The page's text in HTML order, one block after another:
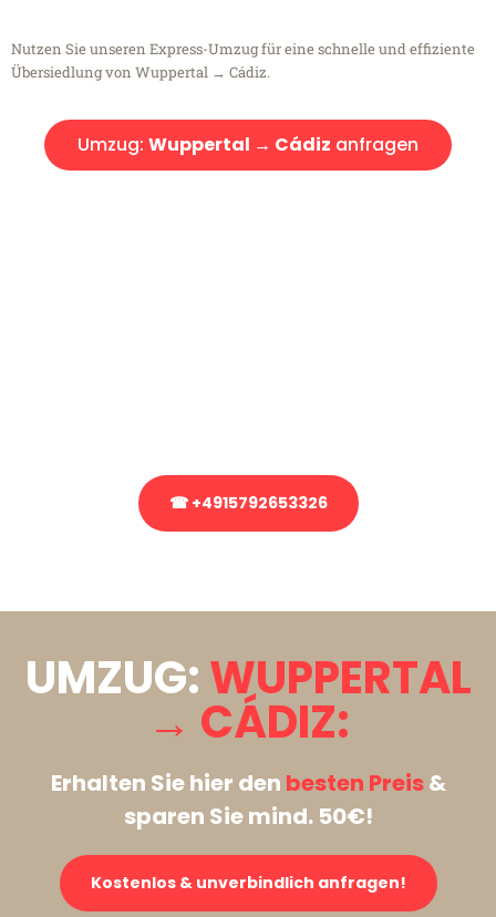
Nutzen Sie unseren Express-Umzug für eine schnelle und effiziente
Übersiedlung von Wuppertal → Cádiz.
Umzug: Wuppertal → Cádiz anfragen
☎ +4915792653326
UMZUG:WUPPERTAL
→ CÁDIZ:
Erhalten Sie hier den besten Preis&
sparen Sie mind. 50€!
Kostenlos & unverbindlich anfragen!